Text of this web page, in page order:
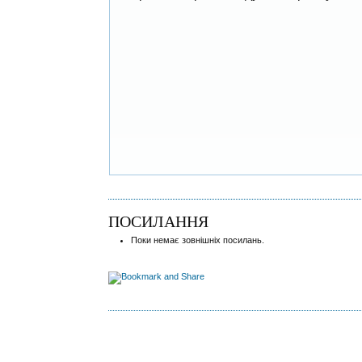
ПОСИЛАННЯ
Поки немає зовнішніх посилань.